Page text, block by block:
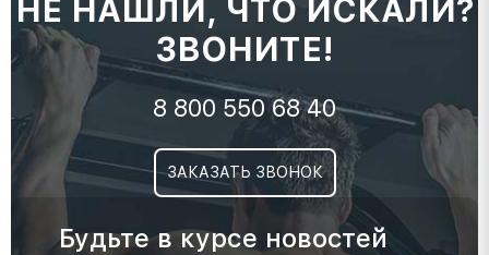
НЕ НАШЛИ, ЧТО ИСКАЛИ?
ЗВОНИТЕ!
8 800 550 68 40
ЗАКАЗАТЬ ЗВОНОК
Будьте в курсе новостей